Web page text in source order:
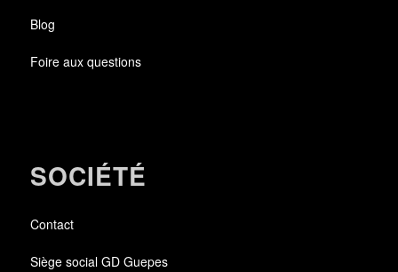
Blog
Foire aux questions
SOCIÉTÉ
Contact
Siège social GD Guepes